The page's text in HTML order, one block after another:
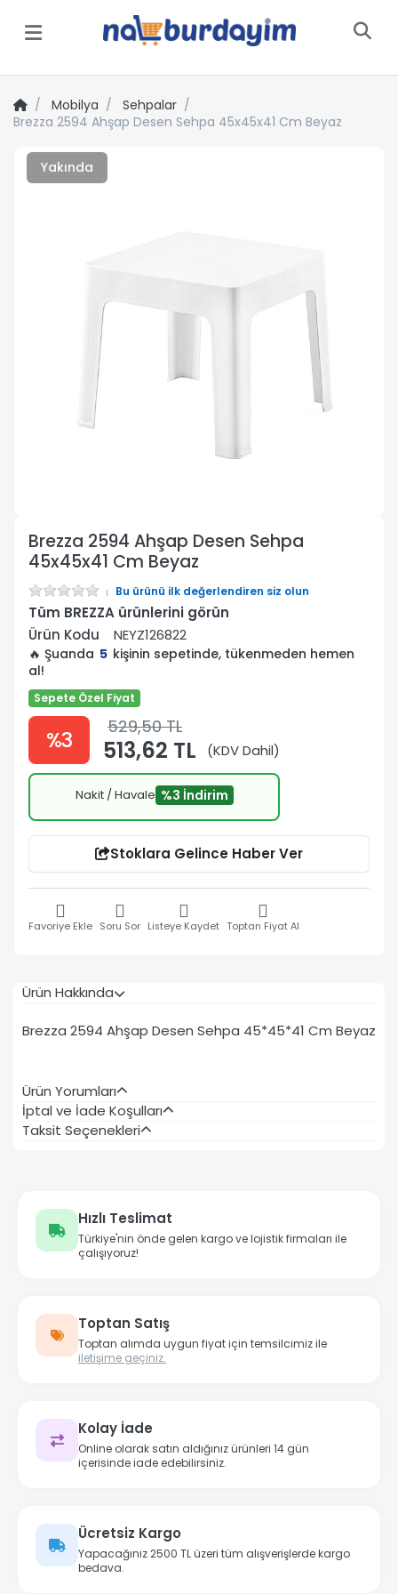
Menü
Mobilya
Sehpalar
Brezza 2594 Ahşap Desen Sehpa 45x45x41 Cm Beyaz
Yakında
Brezza 2594 Ahşap Desen Sehpa
45x45x41 Cm Beyaz
Bu ürünü ilk değerlendiren siz olun
Tüm BREZZA ürünlerini görün
Ürün Kodu
NEYZ126822
🔥 Şuanda 5 kişinin sepetinde, tükenmeden hemen
al!
Sepete Özel Fiyat
%3 529,50 TL
513,62 TL (KDV Dahil)
Nakit / Havale %3 İndirim
Stoklara Gelince Haber Ver
Favoriye Ekle Soru Sor Listeye Kaydet Toptan Fiyat Al
Ürün Hakkında
Brezza 2594 Ahşap Desen Sehpa 45*45*41 Cm Beyaz
Ürün Yorumları
İptal ve İade Koşulları
Taksit Seçenekleri
Hızlı Teslimat
Türkiye'nin önde gelen kargo ve lojistik firmaları ile
çalışıyoruz!
Toptan Satış
Toptan alımda uygun fiyat için temsilcimiz ile
iletişime geçiniz.
Kolay İade
Online olarak satın aldığınız ürünleri 14 gün
içerisinde iade edebilirsiniz.
Ücretsiz Kargo
Yapacağınız 2500 TL üzeri tüm alışverişlerde kargo
bedava.